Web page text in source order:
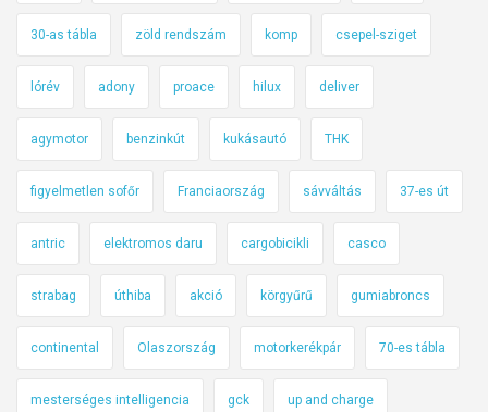
30-as tábla zöld rendszám komp csepel-sziget
lórév adony proace hilux deliver
agymotor benzinkút kukásautó THK
figyelmetlen sofőr Franciaország sávváltás 37-es út
antric elektromos daru cargobicikli casco
strabag úthiba akció körgyűrű gumiabroncs
continental Olaszország motorkerékpár 70-es tábla
mesterséges intelligencia gck up and charge